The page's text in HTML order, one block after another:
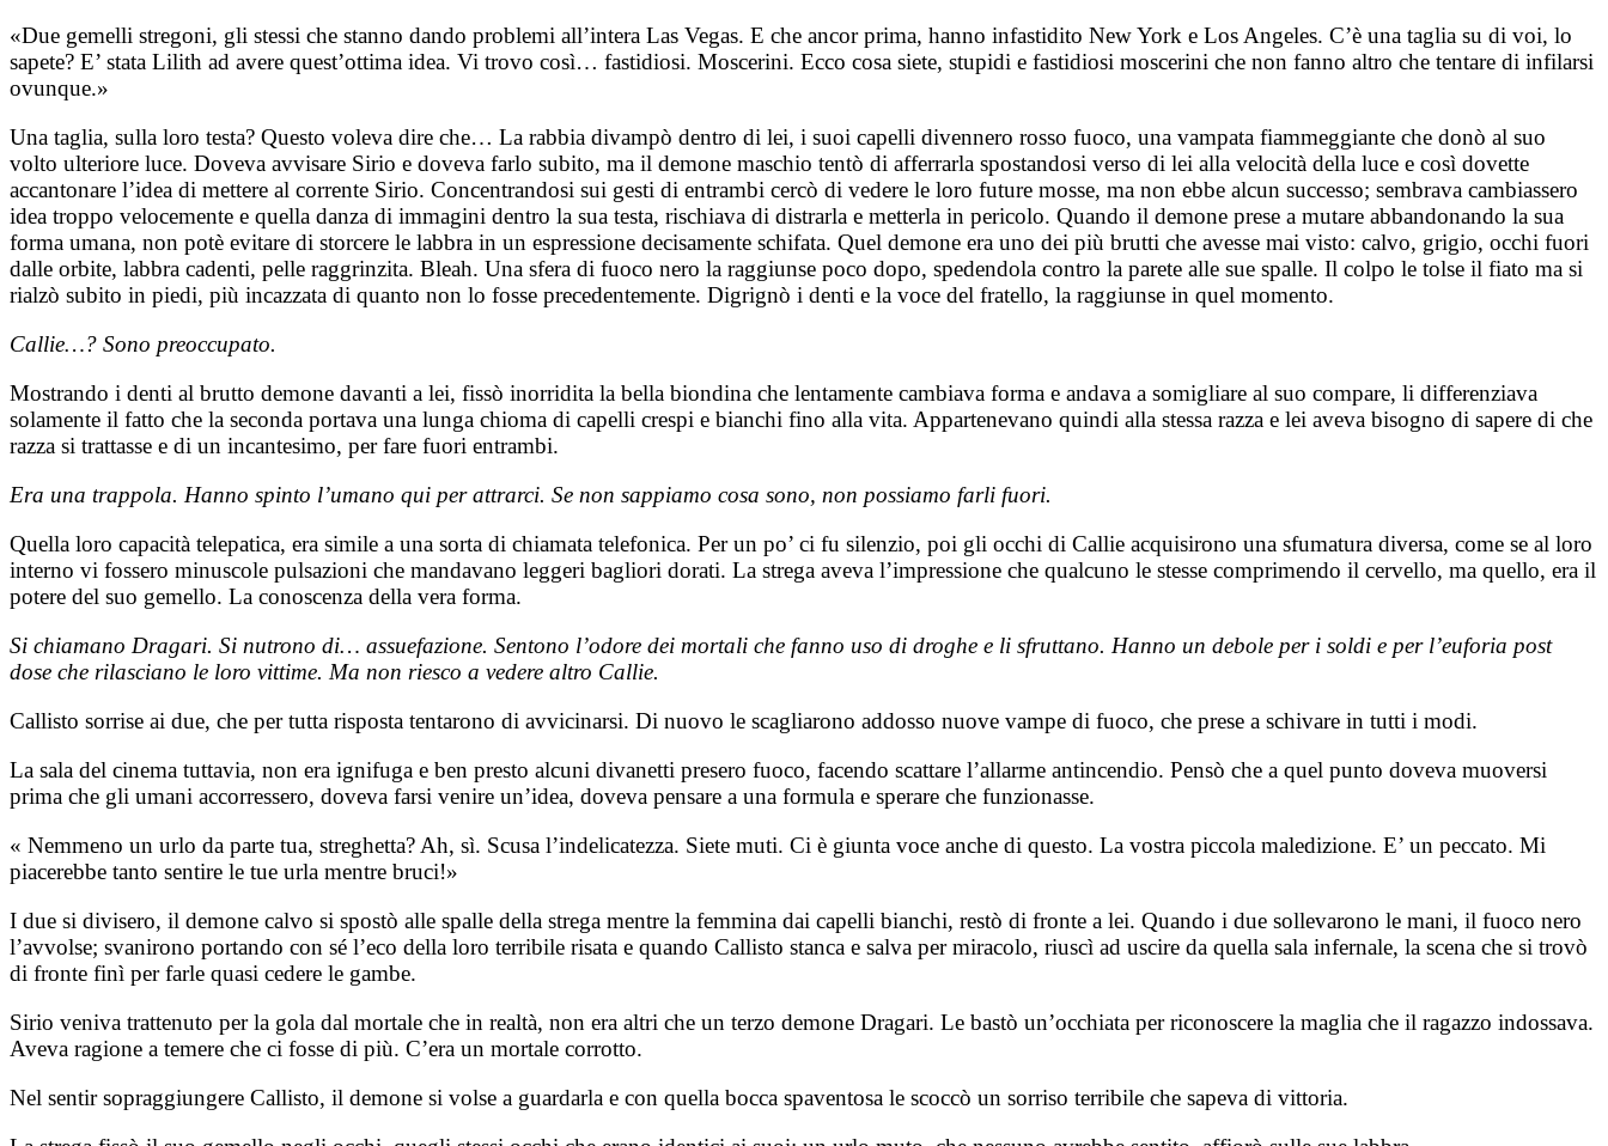
«Due gemelli stregoni, gli stessi che stanno dando problemi all’intera Las Vegas. E che ancor prima, hanno infastidito New York e Los Angeles. C’è una taglia su di voi, lo
sapete? E’ stata Lilith ad avere quest’ottima idea. Vi trovo così… fastidiosi. Moscerini. Ecco cosa siete, stupidi e fastidiosi moscerini che non fanno altro che tentare di infilarsi
ovunque.»
Una taglia, sulla loro testa? Questo voleva dire che… La rabbia divampò dentro di lei, i suoi capelli divennero rosso fuoco, una vampata fiammeggiante che donò al suo
volto ulteriore luce. Doveva avvisare Sirio e doveva farlo subito, ma il demone maschio tentò di afferrarla spostandosi verso di lei alla velocità della luce e così dovette
accantonare l’idea di mettere al corrente Sirio. Concentrandosi sui gesti di entrambi cercò di vedere le loro future mosse, ma non ebbe alcun successo; sembrava cambiassero
idea troppo velocemente e quella danza di immagini dentro la sua testa, rischiava di distrarla e metterla in pericolo. Quando il demone prese a mutare abbandonando la sua
forma umana, non potè evitare di storcere le labbra in un espressione decisamente schifata. Quel demone era uno dei più brutti che avesse mai visto: calvo, grigio, occhi fuori
dalle orbite, labbra cadenti, pelle raggrinzita. Bleah. Una sfera di fuoco nero la raggiunse poco dopo, spedendola contro la parete alle sue spalle. Il colpo le tolse il fiato ma si
rialzò subito in piedi, più incazzata di quanto non lo fosse precedentemente. Digrignò i denti e la voce del fratello, la raggiunse in quel momento.
Callie…? Sono preoccupato.
Mostrando i denti al brutto demone davanti a lei, fissò inorridita la bella biondina che lentamente cambiava forma e andava a somigliare al suo compare, li differenziava
solamente il fatto che la seconda portava una lunga chioma di capelli crespi e bianchi fino alla vita. Appartenevano quindi alla stessa razza e lei aveva bisogno di sapere di che
razza si trattasse e di un incantesimo, per fare fuori entrambi.
Era una trappola. Hanno spinto l’umano qui per attrarci. Se non sappiamo cosa sono, non possiamo farli fuori.
Quella loro capacità telepatica, era simile a una sorta di chiamata telefonica. Per un po’ ci fu silenzio, poi gli occhi di Callie acquisirono una sfumatura diversa, come se al loro
interno vi fossero minuscole pulsazioni che mandavano leggeri bagliori dorati. La strega aveva l’impressione che qualcuno le stesse comprimendo il cervello, ma quello, era il
potere del suo gemello. La conoscenza della vera forma.
Si chiamano Dragari. Si nutrono di… assuefazione. Sentono l’odore dei mortali che fanno uso di droghe e li sfruttano. Hanno un debole per i soldi e per l’euforia post
dose che rilasciano le loro vittime. Ma non riesco a vedere altro Callie.
Callisto sorrise ai due, che per tutta risposta tentarono di avvicinarsi. Di nuovo le scagliarono addosso nuove vampe di fuoco, che prese a schivare in tutti i modi.
La sala del cinema tuttavia, non era ignifuga e ben presto alcuni divanetti presero fuoco, facendo scattare l’allarme antincendio. Pensò che a quel punto doveva muoversi
prima che gli umani accorressero, doveva farsi venire un’idea, doveva pensare a una formula e sperare che funzionasse.
« Nemmeno un urlo da parte tua, streghetta? Ah, sì. Scusa l’indelicatezza. Siete muti. Ci è giunta voce anche di questo. La vostra piccola maledizione. E’ un peccato. Mi
piacerebbe tanto sentire le tue urla mentre bruci!»
I due si divisero, il demone calvo si spostò alle spalle della strega mentre la femmina dai capelli bianchi, restò di fronte a lei. Quando i due sollevarono le mani, il fuoco nero
l’avvolse; svanirono portando con sé l’eco della loro terribile risata e quando Callisto stanca e salva per miracolo, riuscì ad uscire da quella sala infernale, la scena che si trovò
di fronte finì per farle quasi cedere le gambe.
Sirio veniva trattenuto per la gola dal mortale che in realtà, non era altri che un terzo demone Dragari. Le bastò un’occhiata per riconoscere la maglia che il ragazzo indossava.
Aveva ragione a temere che ci fosse di più. C’era un mortale corrotto.
Nel sentir sopraggiungere Callisto, il demone si volse a guardarla e con quella bocca spaventosa le scoccò un sorriso terribile che sapeva di vittoria.